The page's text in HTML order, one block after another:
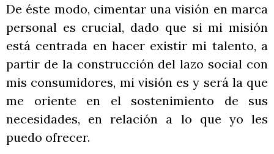
De éste modo, cimentar una visión en marca
personal es crucial, dado que si mi misión
está centrada en hacer existir mi talento, a
partir de la construcción del lazo social con
mis consumidores, mi visión es y será la que
me oriente en el sostenimiento de sus
necesidades, en relación a lo que yo les
puedo ofrecer.